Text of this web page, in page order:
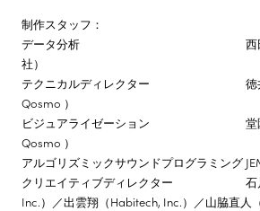
制作スタッフ：
データ分析 西田貴紀（
社）
テクニカルディレクター 徳井直
Qosmo ）
ビジュアライゼーション 堂園翔
Qosmo ）
アルゴリズミックサウンドプログラミング
クリエイティブディレクター 石川
Inc.）／出雲翔（Habitech, Inc.）／山脇直人